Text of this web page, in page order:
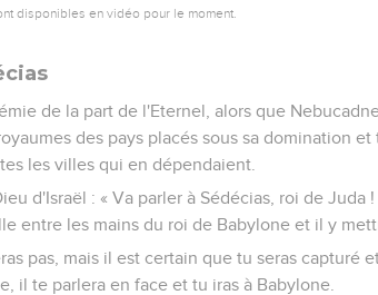
disponibles en vidéo pour le moment.
de la part de l'Eternel, alors que
des pays placés sous sa domination
les villes qui en dépendaient.
d'Israël : « Va parler à Sédécias, roi de Juda
entre les mains du roi de Babylone et il y
pas, mais il est certain que tu seras capturé
il te parlera en face et tu iras à Babylone.